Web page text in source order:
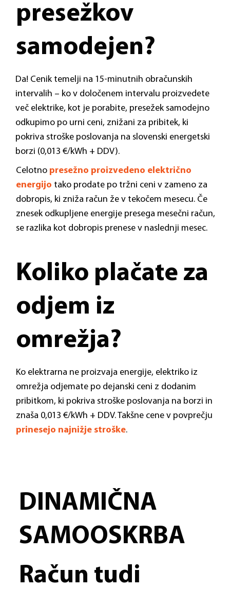
presežkov
samodejen?
Da! Cenik temelji na 15-minutnih obračunskih
intervalih – ko v določenem intervalu proizvedete
več elektrike, kot je porabite, presežek samodejno
odkupimo po urni ceni, znižani za pribitek, ki
pokriva stroške poslovanja na slovenski energetski
borzi (0,013 €/kWh + DDV).
Celotno presežno proizvedeno električno
energijo tako prodate po tržni ceni v zameno za
dobropis, ki zniža račun že v tekočem mesecu. Če
znesek odkupljene energije presega mesečni račun,
se razlika kot dobropis prenese v naslednji mesec.
Koliko plačate za
odjem iz
omrežja?
Ko elektrarna ne proizvaja energije, elektriko iz
omrežja odjemate po dejanski ceni z dodanim
pribitkom, ki pokriva stroške poslovanja na borzi in
znaša 0,013 €/kWh + DDV. Takšne cene v povprečju
prinesejo najnižje stroške.
DINAMIČNA
SAMOOSKRBA
Račun tudi